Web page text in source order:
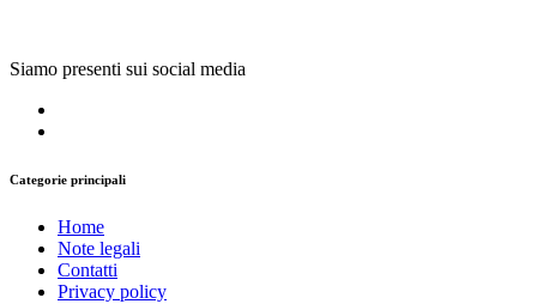
Siamo presenti sui social media
Categorie principali
Home
Note legali
Contatti
Privacy policy